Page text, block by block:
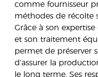
comme fournisseur
méthodes de récolte
Grâce à son
et son traitement
permet de préserver
d’assurer la
le long terme. Ses